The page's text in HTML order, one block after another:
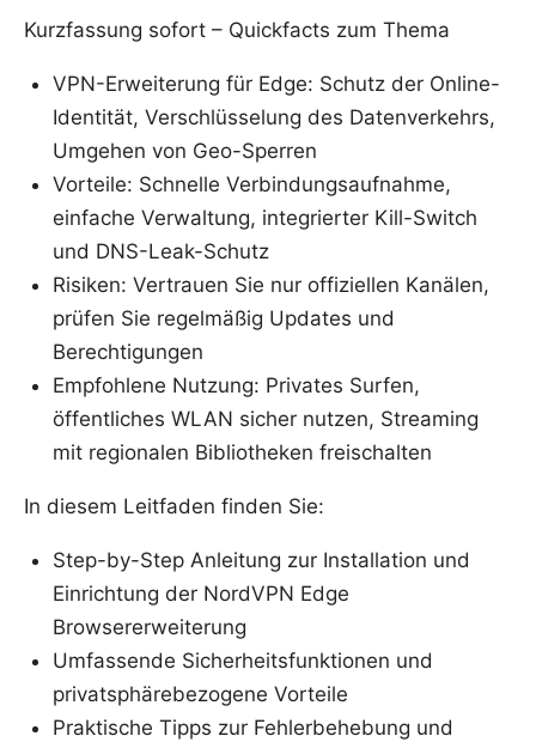
Kurzfassung sofort – Quickfacts zum Thema
VPN-Erweiterung für Edge: Schutz der Online-
Identität, Verschlüsselung des Datenverkehrs,
Umgehen von Geo-Sperren
Vorteile: Schnelle Verbindungsaufnahme,
einfache Verwaltung, integrierter Kill-Switch
und DNS-Leak-Schutz
Risiken: Vertrauen Sie nur offiziellen Kanälen,
prüfen Sie regelmäßig Updates und
Berechtigungen
Empfohlene Nutzung: Privates Surfen,
öffentliches WLAN sicher nutzen, Streaming
mit regionalen Bibliotheken freischalten
In diesem Leitfaden finden Sie:
Step-by-Step Anleitung zur Installation und
Einrichtung der NordVPN Edge
Browsererweiterung
Umfassende Sicherheitsfunktionen und
privatsphärebezogene Vorteile
Praktische Tipps zur Fehlerbehebung und